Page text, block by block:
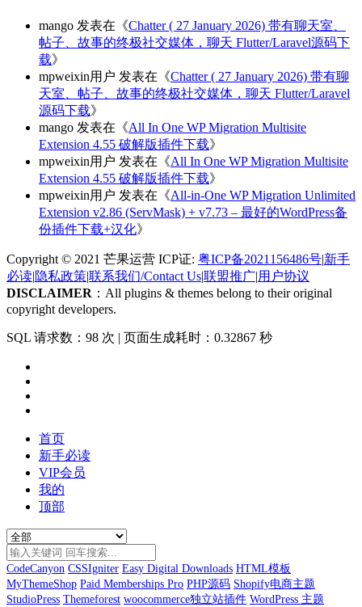
mango 发表在《Chatter ( 27 January 2026) 带有聊天室、
帖子、故事的终极社交媒体，聊天 Flutter/Laravel源码下
载》
mpweixin用户 发表在《Chatter ( 27 January 2026) 带有聊
天室、帖子、故事的终极社交媒体，聊天 Flutter/Laravel
源码下载》
mango 发表在《All In One WP Migration Multisite
Extension 4.55 破解版插件下载》
mpweixin用户 发表在《All In One WP Migration Multisite
Extension 4.55 破解版插件下载》
mpweixin用户 发表在《All-in-One WP Migration Unlimited
Extension v2.86 (ServMask) + v7.73 – 最好的WordPress备
份插件下载+汉化》
Copyright © 2021 芒果运营 ICP证: 粤ICP备2021156486号|新手
必读|隐私政策|联系我们/Contact Us|联盟推广|用户协议
DISCLAIMER ：All plugins & themes belong to their original
copyright developers.
SQL 请求数：98 次 | 页面生成耗时：0.32867 秒
首页
新手必读
VIP会员
我的
顶部
CodeCanyon CSSIgniter Easy Digital Downloads HTML模板
MyThemeShop Paid Memberships Pro PHP源码 Shopify电商主题
StudioPress Themeforest woocommerce独立站插件 WordPress 主题